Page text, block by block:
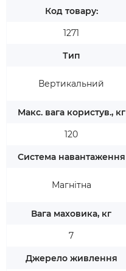
Код товару:
1271
Тип
Вертикальний
Макс. вага користув., кг
120
Система навантаження
Магнітна
Вага маховика, кг
7
Джерело живлення